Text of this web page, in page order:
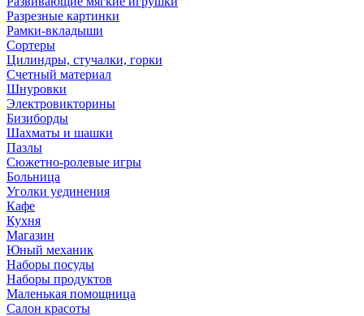
Разрезные картинки
Рамки-вкладыши
Сортеры
Цилиндры, стучалки, горки
Счетный материал
Шнуровки
Электровикторины
Бизиборды
Шахматы и шашки
Пазлы
Сюжетно-ролевые игры
Больница
Уголки уединения
Кафе
Кухня
Магазин
Юный механик
Наборы посуды
Наборы продуктов
Маленькая помощница
Салон красоты